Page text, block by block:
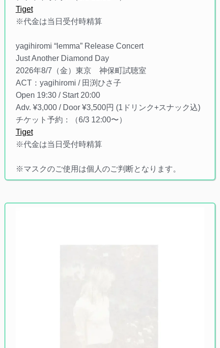
Tiget
※代金は当日受付時精算
yagihiromi “lemma” Release Concert
Just Another Diamond Day
2026年8/7（金）東京 神保町試聴室
ACT：yagihiromi / 田渕ひさ子
Open 19:30 / Start 20:00
Adv. ¥3,000 / Door ¥3,500円 (1ドリンク+スナック込)
チケット予約：（6/3 12:00〜）
Tiget
※代金は当日受付時精算
※マスクのご使用は個人のご判断となります。